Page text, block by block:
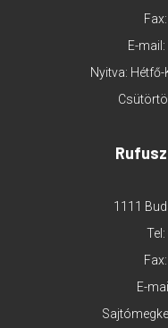
E-mail:
Nyitva:
1111
Tel:
E-